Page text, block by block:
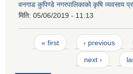
वनगाड कुपिण्डे नगरपालिकाको कृषि व्यवसाय
मिति: 05/06/2019 - 11:13
Pages
« first ‹ previous
next ›